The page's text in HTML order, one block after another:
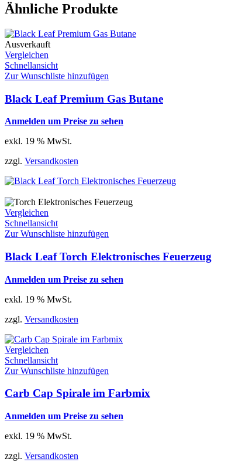
Ähnliche Produkte
Ausverkauft
Vergleichen
Schnellansicht
Zur Wunschliste hinzufügen
Black Leaf Premium Gas Butane
Anmelden um Preise zu sehen
exkl. 19 % MwSt.
zzgl. Versandkosten
Vergleichen
Schnellansicht
Zur Wunschliste hinzufügen
Black Leaf Torch Elektronisches Feuerzeug
Anmelden um Preise zu sehen
exkl. 19 % MwSt.
zzgl. Versandkosten
Vergleichen
Schnellansicht
Zur Wunschliste hinzufügen
Carb Cap Spirale im Farbmix
Anmelden um Preise zu sehen
exkl. 19 % MwSt.
zzgl. Versandkosten